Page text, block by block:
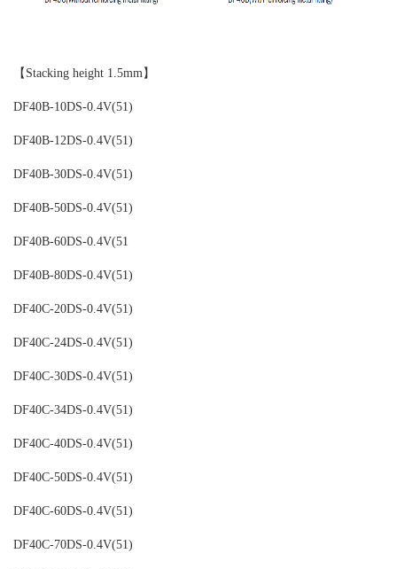
【Stacking height 1.5mm】
DF40B-10DS-0.4V(51)
DF40B-12DS-0.4V(51)
DF40B-30DS-0.4V(51)
DF40B-50DS-0.4V(51)
DF40B-60DS-0.4V(51
DF40B-80DS-0.4V(51)
DF40C-20DS-0.4V(51)
DF40C-24DS-0.4V(51)
DF40C-30DS-0.4V(51)
DF40C-34DS-0.4V(51)
DF40C-40DS-0.4V(51)
DF40C-50DS-0.4V(51)
DF40C-60DS-0.4V(51)
DF40C-70DS-0.4V(51)